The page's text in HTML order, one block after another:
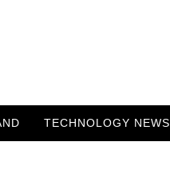
TECHNOLOGY NEWS